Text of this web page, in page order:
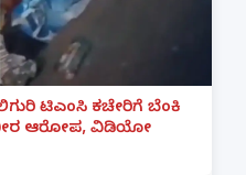
ಟಿಎಂಸಿ ಕಚೇರಿಗೆ ಬೆಂಕಿ
ಆರೋಪ, ವಿಡಿಯೋ